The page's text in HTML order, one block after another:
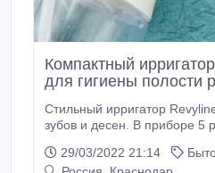
Компактный
для гигиены полости
Стильный ирригатор
зубов и десен. В приборе 5 режимов,
емкая батарея на 2000 мАч.
29/03/2022 21:14